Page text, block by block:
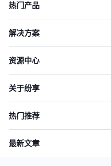
热门产品
解决方案
资源中心
关于纷享
热门推荐
最新文章